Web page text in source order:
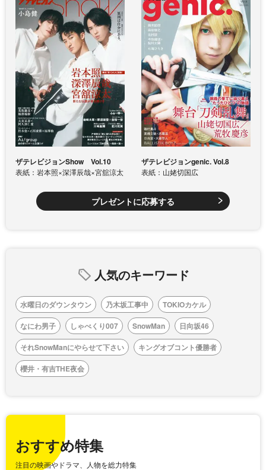
ザテレビジョンShow Vol.10
表紙：岩本照×深澤辰哉×宮舘涼太
ザテレビジョンgenic. Vol.8
表紙：山姥切国広
プレゼントに応募する
人気のキーワード
水曜日のダウンタウン 乃木坂工事中
TOKIOカケル
なにわ男子
しゃべくり007 SnowMan
日向坂46
それSnowManにやらせて下さい
キングオブコント優勝者
櫻井・有吉THE夜会
おすすめ特集
注目の映画やドラマ、人物を総力特集